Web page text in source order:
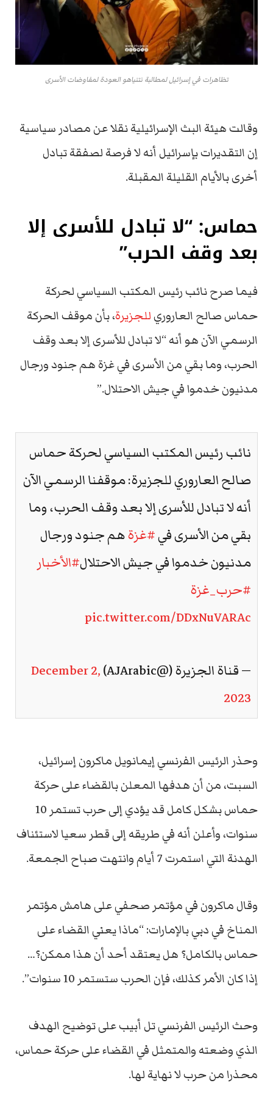
تظاهرات في إسرائيل لمطالبة نتنياهو العودة لمفاوضات الأسرى
وقالت هيئة البث الإسرائيلية نقلا عن مصادر سياسية
إن التقديرات بإسرائيل أنه لا فرصة لصفقة تبادل
أخرى بالأيام القليلة المقبلة.
حماس: “لا تبادل للأسرى إلا
بعد وقف الحرب”
فيما صرح نائب رئيس المكتب السياسي لحركة
حماس صالح العاروريللجزيرة، بأن موقف الحركة
الرسمي الآن هو أنه “لا تبادل للأسرى إلا بعد وقف
الحرب، وما بقي من الأسرى في غزة هم جنود ورجال
مدنيون خدموا في جيش الاحتلال.”
نائب رئيس المكتب السياسي لحركة حماس
صالح العاروري للجزيرة: موقفنا الرسمي الآن
أنه لا تبادل للأسرى إلا بعد وقف الحرب، وما
بقي من الأسرى في#غزةهم جنود ورجال
مدنيون خدموا في جيش الاحتلال#الأخبار
#حرب_غزة
pic.twitter.com/DDxNuVARAc
— قناة الجزيرة (@AJArabic)
December 2,
2023
وحذر الرئيس الفرنسي إيمانويل ماكرون إسرائيل،
السبت، من أن هدفها المعلن بالقضاء على حركة
حماس بشكل كامل قد يؤدي إلى حرب تستمر 10
سنوات، وأعلن أنه في طريقه إلى قطر سعيا لاستئناف
الهدنة التي استمرت 7 أيام وانتهت صباح الجمعة.
وقال ماكرون في مؤتمر صحفي على هامش مؤتمر
المناخ في دبي بالإمارات: “ماذا يعني القضاء على
حماس بالكامل؟ هل يعتقد أحد أن هذا ممكن؟…
إذا كان الأمر كذلك، فإن الحرب ستستمر 10 سنوات”.
وحث الرئيس الفرنسي تل أبيب على توضيح الهدف
الذي وضعته والمتمثل في القضاء على حركة حماس،
محذرا من حرب لا نهاية لها.